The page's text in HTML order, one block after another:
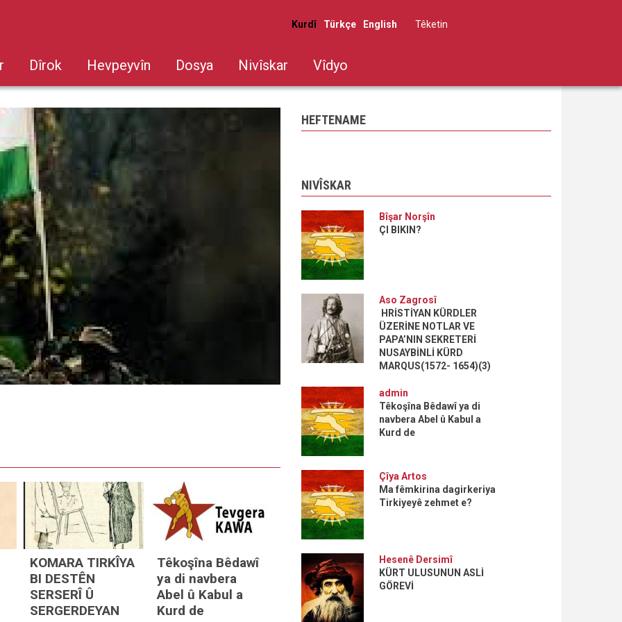
Kurdî Türkçe English
User
menu
Têketin
Dîrok Hevpeyvîn Dosya Nivîskar Vîdyo
û Kabul a Kurd de
Güney Kürdistan Yönetimi ve PKK
XWEDA ŞID BIGIR!
e?
KOMARA TIRKÎYA
BI DESTÊN
SERSERÎ Û
SERGERDEYAN
Têkoşîna Bêdawî
ya di navbera
Abel û Kabul a
Kurd de
HEFTENAME
NIVÎSKAR
Bîşar Norşîn
ÇI BIKIN?
Aso Zagrosî
HRİSTİYAN KÜRDLER
ÜZERİNE NOTLAR VE
PAPA’NIN SEKRETERİ
NUSAYBİNLİ KÜRD
MARQUS(1572- 1654)(3)
admin
Têkoşîna Bêdawî ya di
navbera Abel û Kabul a
Kurd de
Çîya Artos
Ma fêmkirina dagirkeriya
Tirkiyeyê zehmet e?
Hesenê Dersimî
KÜRT ULUSUNUN ASLİ
GÖREVİ